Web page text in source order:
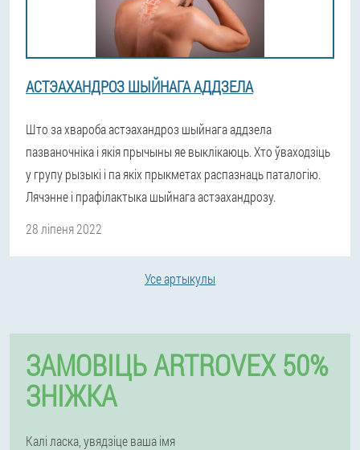
АСТЭАХАНДРОЗ ШЫЙНАГА АДДЗЕЛА
Што за хвароба астэахандроз шыйнага аддзела
пазваночніка і якія прычыны яе выклікаюць. Хто ўваходзіць
у групу рызыкі і па якіх прыкметах распазнаць паталогію.
Лячэнне і прафілактыка шыйнага астэахандрозу.
28 ліпеня 2022
Усе артыкулы
ЗАМОВІЦЬ ARTROVEX 50%
ЗНІЖКА
Калі ласка, увядзіце ваша імя